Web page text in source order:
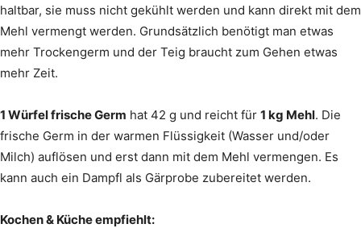
haltbar, sie muss nicht gekühlt werden und kann direkt mit dem
Mehl vermengt werden. Grundsätzlich benötigt man etwas
mehr Trockengerm und der Teig braucht zum Gehen etwas
mehr Zeit.
1 Würfel frische Germ hat 42 g und reicht für 1 kg Mehl. Die
frische Germ in der warmen Flüssigkeit (Wasser und/oder
Milch) auflösen und erst dann mit dem Mehl vermengen. Es
kann auch ein Dampfl als Gärprobe zubereitet werden.
Kochen & Küche empfiehlt: